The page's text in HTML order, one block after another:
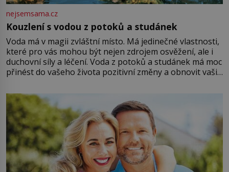
nejsemsama.cz
Kouzlení s vodou z potoků a studánek
Voda má v magii zvláštní místo. Má jedinečné vlastnosti,
které pro vás mohou být nejen zdrojem osvěžení, ale i
duchovní síly a léčení. Voda z potoků a studánek má moc
přinést do vašeho života pozitivní změny a obnovit vaši
můžete obohatit své rituály a přinést do svého života
větší harmonii a klid. Je důležité